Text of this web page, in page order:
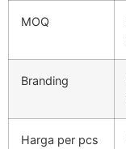
MOQ
Branding
Harga per pcs